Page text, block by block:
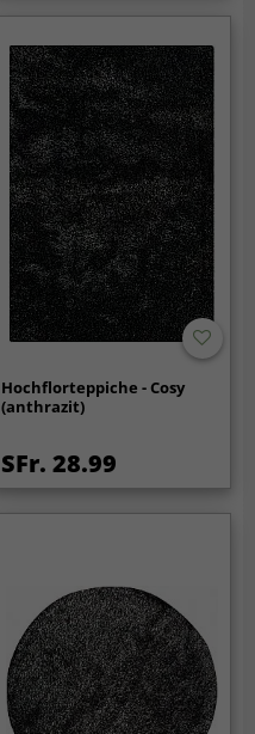
Hochflorteppiche - Cosy
(anthrazit)
SFr. 28.99